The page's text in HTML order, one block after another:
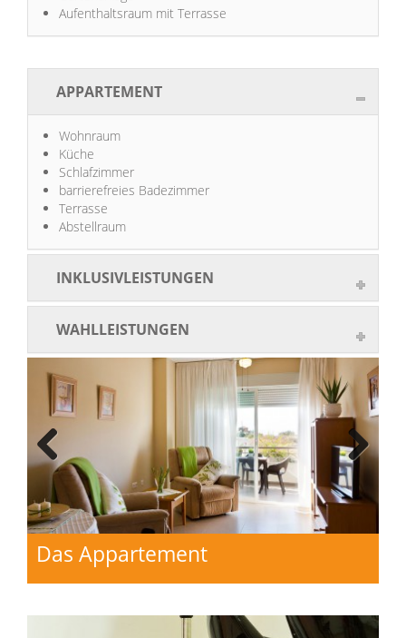
Aufenthaltsraum mit Terrasse
APPARTEMENT
Wohnraum
Küche
Schlafzimmer
barrierefreies Badezimmer
Terrasse
Abstellraum
INKLUSIVLEISTUNGEN
WAHLLEISTUNGEN
Previo
Next
Das Appartement